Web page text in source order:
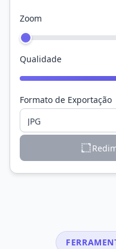
Zoom
Qualidade
Formato de Exportação